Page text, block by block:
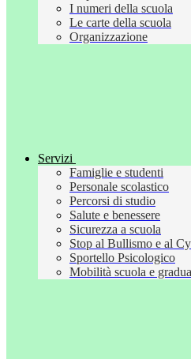
I numeri della scuola
Le carte della scuola
Organizzazione
Servizi
Famiglie e studenti
Personale scolastico
Percorsi di studio
Salute e benessere
Sicurezza a scuola
Stop al Bullismo e al
Sportello Psicologico
Mobilità scuola e